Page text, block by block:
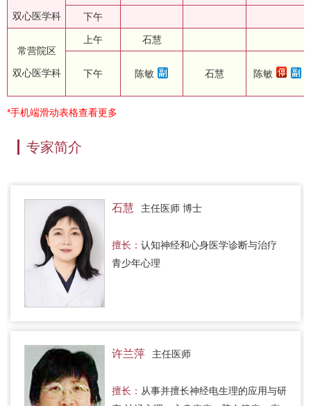
双心医学科
下午
常营院区
双心医学科
上午 石慧
下午 陈敏 石慧 陈敏
*手机端滑动表格查看更多
专家简介
石慧 主任医师 博士
擅长： 认知神经和心身医学诊断与治疗
青少年心理
许兰萍 主任医师
擅长： 从事并擅长神经电生理的应用与研